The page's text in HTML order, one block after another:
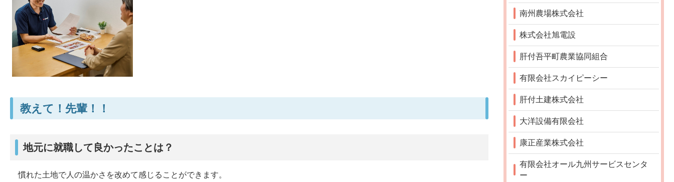
教えて！先輩！！
地元に就職して良かったことは？
慣れた土地で人の温かさを改めて感じることができます。
南州農場株式会社
株式会社旭電設
肝付吾平町農業協同組合
有限会社スカイピーシー
肝付土建株式会社
大洋設備有限会社
康正産業株式会社
有限会社オール九州サービスセンタ
ー